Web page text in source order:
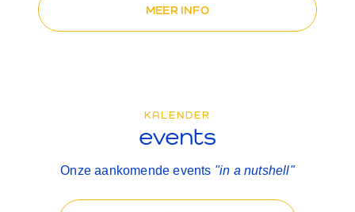
MEER INFO
KALENDER
events
Onze aankomende events "in a nutshell"